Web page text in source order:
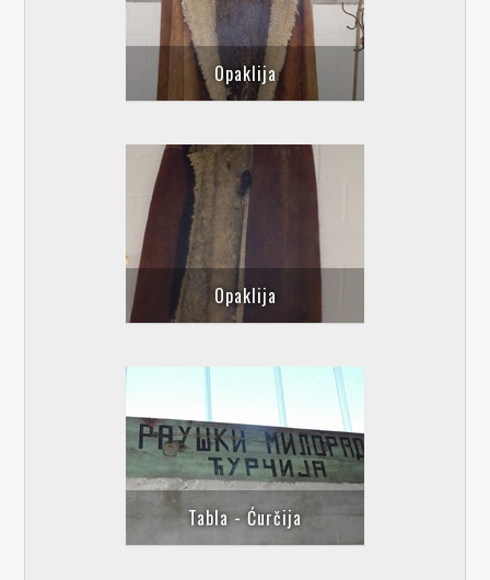
Opaklija
Opaklija
Tabla - Ćurčija